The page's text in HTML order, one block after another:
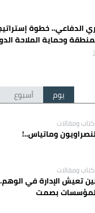
الدفاعي.. خطوة
وحماية الملاحة
يوم أسبوع
كتاب ومقالات
وماتياس..!
كتاب ومقالات
تعيش الإدارة في
بصمت